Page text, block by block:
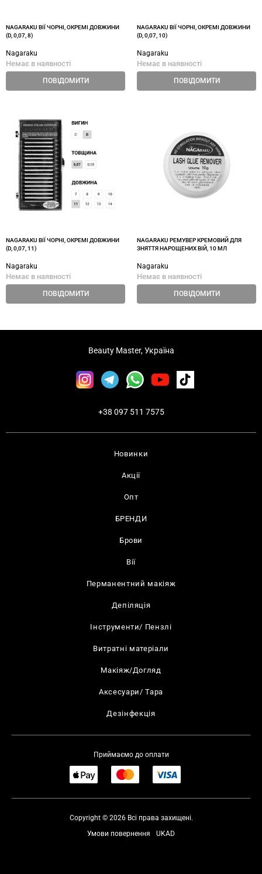
NAGARAKU ВІЇ ЧОРНІ, ОКРЕМІ ДОВЖИНИ
(D, 0,07, 8)
Nagaraku
Немає в наявності
ПОВІДОМИТИ
NAGARAKU ВІЇ ЧОРНІ, ОКРЕМІ ДОВЖИНИ
(D, 0,07, 10)
Nagaraku
Немає в наявності
ПОВІДОМИТИ
NAGARAKU ВІЇ ЧОРНІ, ОКРЕМІ ДОВЖИНИ
(D, 0,07, 11)
Nagaraku
Немає в наявності
ПОВІДОМИТИ
NAGARAKU РЕМУВЕР КРЕМОВИЙ ДЛЯ
ЗНЯТТЯ НАРОЩЕНИХ ВІЙ, 10 МЛ
Nagaraku
Немає в наявності
ПОВІДОМИТИ
Новинки
Акції
Опт
БРЕНДИ
Брови
Вії
Перманентний макіяж
Депіляція
Інструменти/ Пензлі
Витратні матеріали
Макіяж/Догляд
Аксесуари/ Тара
Дезінфекція
Beauty Master, Україна
+38 097 511 7575
Приймаємо до оплати
Copyright © 2026 Всі права захищені.
UKAD
Умови повернення